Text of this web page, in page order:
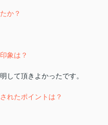
か？
象は？
して頂きよかったです。
れたポイントは？